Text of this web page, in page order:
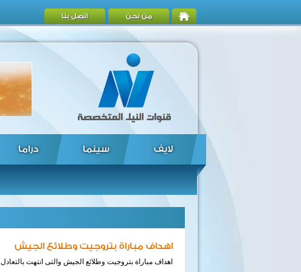
من نحن اتصل بنا
لايف سينما دراما
اهداف مباراة بتروجيت وطلائع الجيش
اهداف مباراة بتروجيت وطلائع الجيش والتى انتهت بالتعادل